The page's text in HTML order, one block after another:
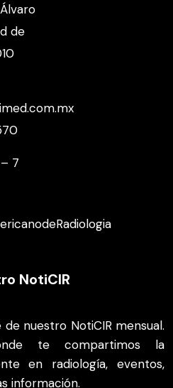
de
7
NotiCIR
nuestro NotiCIR mensual.
te compartimos la
en radiología, eventos,
información.